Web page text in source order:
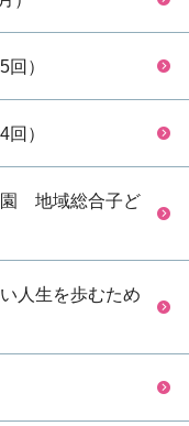
）
）
園 地域総合子ど
人生を歩むため